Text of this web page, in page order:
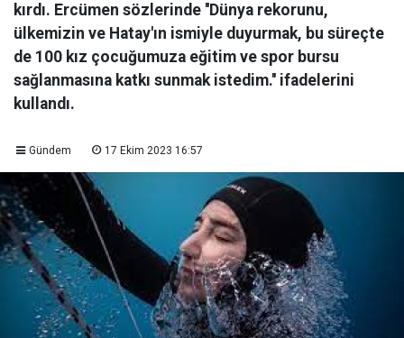
kırdı. Ercümen sözlerinde ''Dünya rekorunu,
ülkemizin ve Hatay'ın ismiyle duyurmak, bu süreçte
de 100 kız çocuğumuza eğitim ve spor bursu
sağlanmasına katkı sunmak istedim.'' ifadelerini
kullandı.
Gündem 17 Ekim 2023 16:57